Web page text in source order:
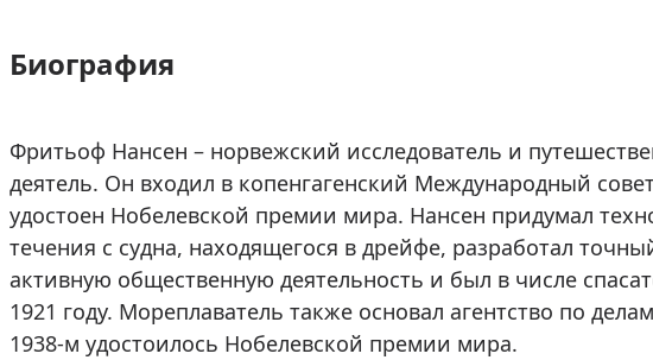
Биография
Фритьоф Нансен – норвежский исследователь и
деятель. Он входил в копенгагенский Международный
удостоен Нобелевской премии мира. Нансен придумал
течения с судна, находящегося в дрейфе, разработал
активную общественную деятельность и был в числе
1921 году. Мореплаватель также основал агентство по
1938-м удостоилось Нобелевской премии мира.